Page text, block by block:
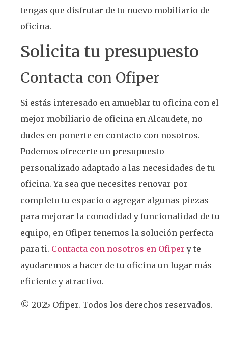
tengas que disfrutar de tu nuevo mobiliario de
oficina.
Solicita tu presupuesto
Contacta con Ofiper
Si estás interesado en amueblar tu oficina con el
mejor mobiliario de oficina en Alcaudete, no
dudes en ponerte en contacto con nosotros.
Podemos ofrecerte un presupuesto
personalizado adaptado a las necesidades de tu
oficina. Ya sea que necesites renovar por
completo tu espacio o agregar algunas piezas
para mejorar la comodidad y funcionalidad de tu
equipo, en Ofiper tenemos la solución perfecta
para ti. Contacta con nosotros en Ofiper y te
ayudaremos a hacer de tu oficina un lugar más
eficiente y atractivo.
© 2025 Ofiper. Todos los derechos reservados.